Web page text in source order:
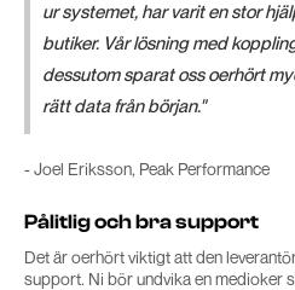
ur systemet, har varit en stor
butiker. Vår lösning med
dessutom sparat oss oerhört
rätt data från början."
- Joel Eriksson, Peak Performance
Pålitlig och bra support
Det är oerhört viktigt att den
support. Ni bör undvika en medioker